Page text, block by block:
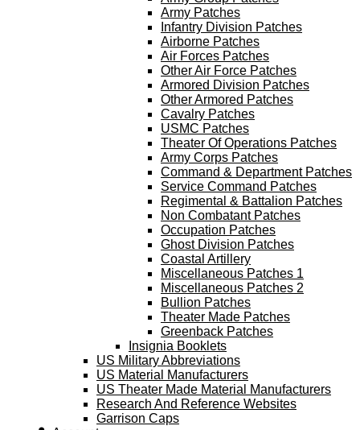
Army Patches
Infantry Division Patches
Airborne Patches
Air Forces Patches
Other Air Force Patches
Armored Division Patches
Other Armored Patches
Cavalry Patches
USMC Patches
Theater Of Operations Patches
Army Corps Patches
Command & Department Patches
Service Command Patches
Regimental & Battalion Patches
Non Combatant Patches
Occupation Patches
Ghost Division Patches
Coastal Artillery
Miscellaneous Patches 1
Miscellaneous Patches 2
Bullion Patches
Theater Made Patches
Greenback Patches
Insignia Booklets
US Military Abbreviations
US Material Manufacturers
US Theater Made Material Manufacturers
Research And Reference Websites
Garrison Caps